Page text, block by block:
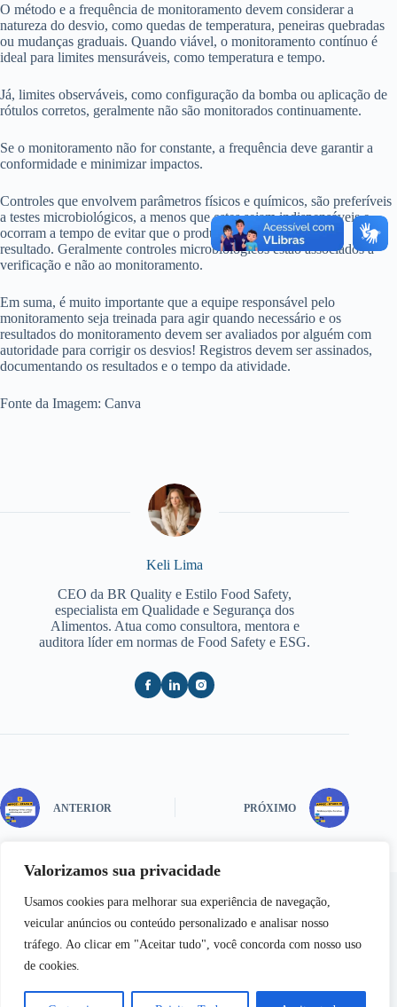
Valorizamos sua privacidade
Usamos cookies para melhorar sua experiência de navegação,
veicular anúncios ou conteúdo personalizado e analisar nosso
tráfego. Ao clicar em "Aceitar tudo", você concorda com nosso uso
de cookies.
O método e a frequência de monitoramento devem considerar a
natureza do desvio, como quedas de temperatura, peneiras quebradas
ou mudanças graduais. Quando viável, o monitoramento contínuo é
ideal para limites mensuráveis, como temperatura e tempo.
Já, limites observáveis, como configuração da bomba ou aplicação de
rótulos corretos, geralmente não são monitorados continuamente.
Se o monitoramento não for constante, a frequência deve garantir a
conformidade e minimizar impactos.
Controles que envolvem parâmetros físicos e químicos, são preferíveis
a testes microbiológicos, a menos que estes sejam indispensáveis e
ocorram a tempo de evitar que o produto seja expedido sem o
resultado. Geralmente controles microbiológicos estão associados à
verificação e não ao monitoramento.
Em suma, é muito importante que a equipe responsável pelo
monitoramento seja treinada para agir quando necessário e os
resultados do monitoramento devem ser avaliados por alguém com
autoridade para corrigir os desvios! Registros devem ser assinados,
documentando os resultados e o tempo da atividade.
Fonte da Imagem: Canva
Keli Lima
CEO da BR Quality e Estilo Food Safety,
especialista em Qualidade e Segurança dos
Alimentos. Atua como consultora, mentora e
auditora líder em normas de Food Safety e ESG.
ANTERIOR PRÓXIMO
Copyright © 2026 - Semear | Todos os Direitos